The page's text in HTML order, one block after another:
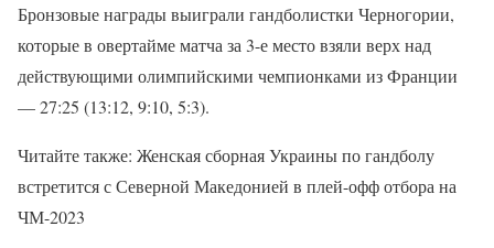
Бронзовые награды выиграли гандболистки Черногории,
которые в овертайме матча за 3-е место взяли верх над
действующими олимпийскими чемпионками из Франции
— 27:25 (13:12, 9:10, 5:3).
Читайте также: Женская сборная Украины по гандболу
встретится с Северной Македонией в плей-офф отбора на
ЧМ-2023